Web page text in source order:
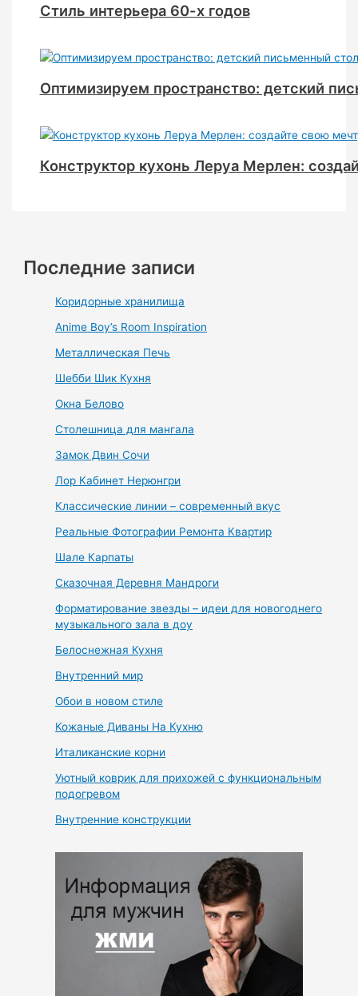
Стиль интерьера 60-х годов
Оптимизируем пространство: детский
Конструктор кухонь Леруа Мерлен:
Последние записи
Коридорные хранилища
Anime Boy’s Room Inspiration
Металлическая Печь
Шебби Шик Кухня
Окна Белово
Столешница для мангала
Замок Двин Сочи
Лор Кабинет Нерюнгри
Классические линии – современный вкус
Реальные Фотографии Ремонта Квартир
Шале Карпаты
Сказочная Деревня Мандроги
Форматирование звезды – идеи для новогоднего
музыкального зала в доу
Белоснежная Кухня
Внутренний мир
Обои в новом стиле
Кожаные Диваны На Кухню
Италиканские корни
Уютный коврик для прихожей с функциональным
подогревом
Внутренние конструкции